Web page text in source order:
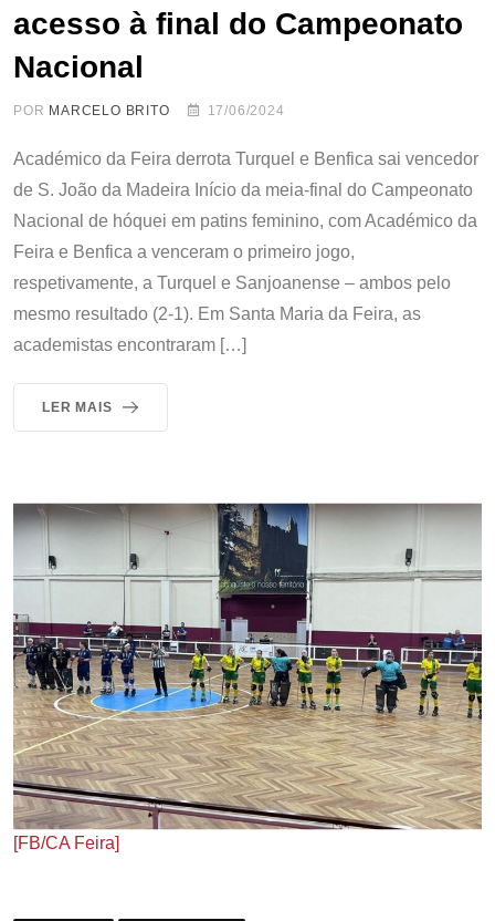
acesso à final do Campeonato
Nacional
POR MARCELO BRITO 17/06/2024
Académico da Feira derrota Turquel e Benfica sai vencedor
de S. João da Madeira Início da meia-final do Campeonato
Nacional de hóquei em patins feminino, com Académico da
Feira e Benfica a venceram o primeiro jogo,
respetivamente, a Turquel e Sanjoanense – ambos pelo
mesmo resultado (2-1). Em Santa Maria da Feira, as
academistas encontraram […]
LER MAIS
[FB/CA Feira]